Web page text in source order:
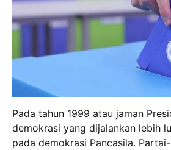
Pada tahun 1999 atau jaman
demokrasi yang dijalankan lebih
pada demokrasi Pancasila.